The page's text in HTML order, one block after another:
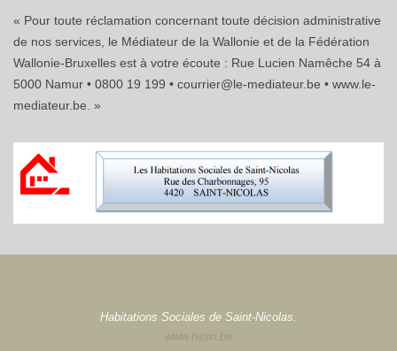
« Pour toute réclamation concernant toute décision administrative
de nos services, le Médiateur de la Wallonie et de la Fédération
Wallonie-Bruxelles est à votre écoute : Rue Lucien Namêche 54 à
5000 Namur • 0800 19 199 • courrier@le-mediateur.be • www.le-
mediateur.be. »
Habitations Sociales de Saint-Nicolas.
www.hssn.be